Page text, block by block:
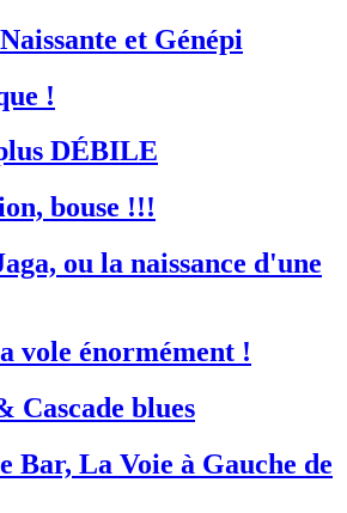
et Génépi
!
DÉBILE
bouse !!!
ou la naissance d'une
vole énormément !
Cascade blues
Bar, La Voie à Gauche de